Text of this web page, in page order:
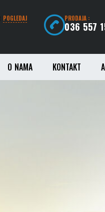
PRODAJA :
036 557
POGLEDAJ
O NAMA KONTAKT